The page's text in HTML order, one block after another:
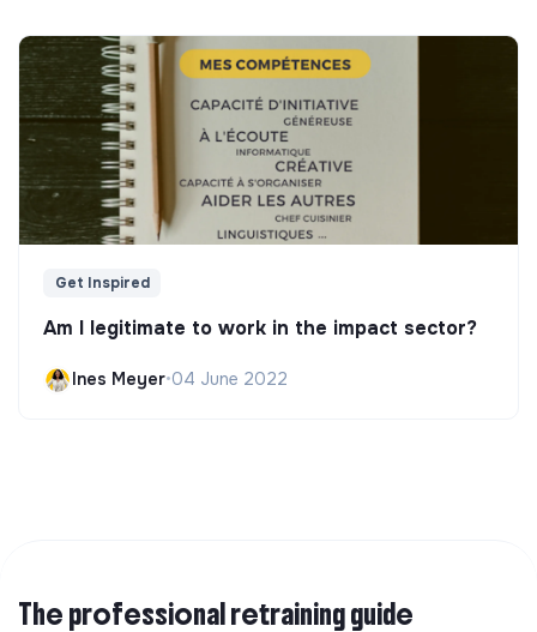
Get Inspired
Am I legitimate to work in the impact sector?
Ines Meyer•04 June 2022
The professional retraining guide